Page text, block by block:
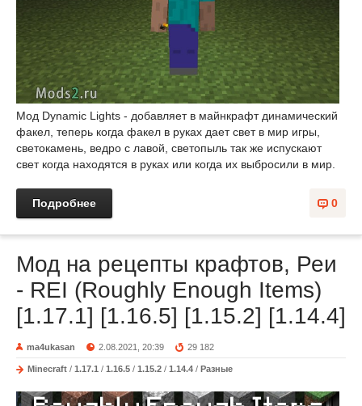
Мод Dynamic Lights - добавляет в майнкрафт динамический
факел, теперь когда факел в руках дает свет в мир игры,
светокамень, ведро с лавой, светопыль так же испускают
свет когда находятся в руках или когда их выбросили в мир.
0
Подробнее
Мод на рецепты крафтов, Реи
- REI (Roughly Enough Items)
[1.17.1] [1.16.5] [1.15.2] [1.14.4]
ma4ukasan 2.08.2021, 20:39 29 182
Minecraft / 1.17.1 / 1.16.5 / 1.15.2 / 1.14.4 / Разные